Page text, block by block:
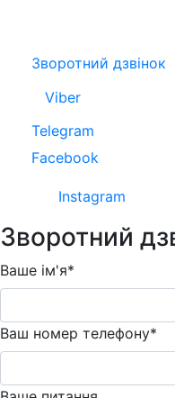
Зворотний дзвінок
Viber
Telegram
Facebook
Instagram
Зворотний
Ваше ім'я*
Ваш номер телефону*